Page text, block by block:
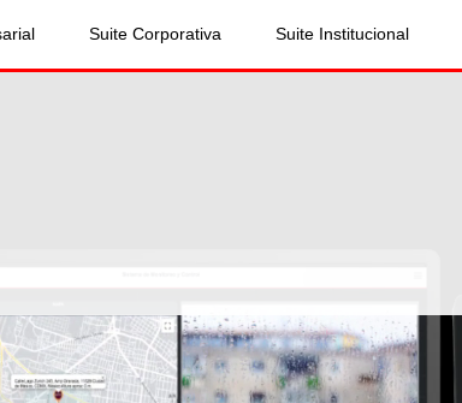
Suite Corporativa Suite Institucional